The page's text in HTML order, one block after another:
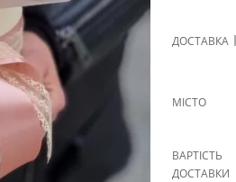
ДОСТАВКА
МІСТО
ВАРТІСТЬ
ДОСТАВКИ